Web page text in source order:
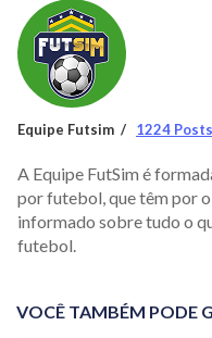
Equipe Futsim 1224 Posts
A Equipe FutSim é
por futebol, que têm por
informado sobre tudo o
futebol.
VOCÊ TAMBÉM PODE